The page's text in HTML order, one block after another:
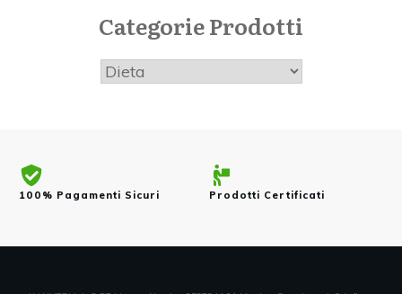
Categorie Prodotti
100% Pagamenti Sicuri Prodotti Certificati